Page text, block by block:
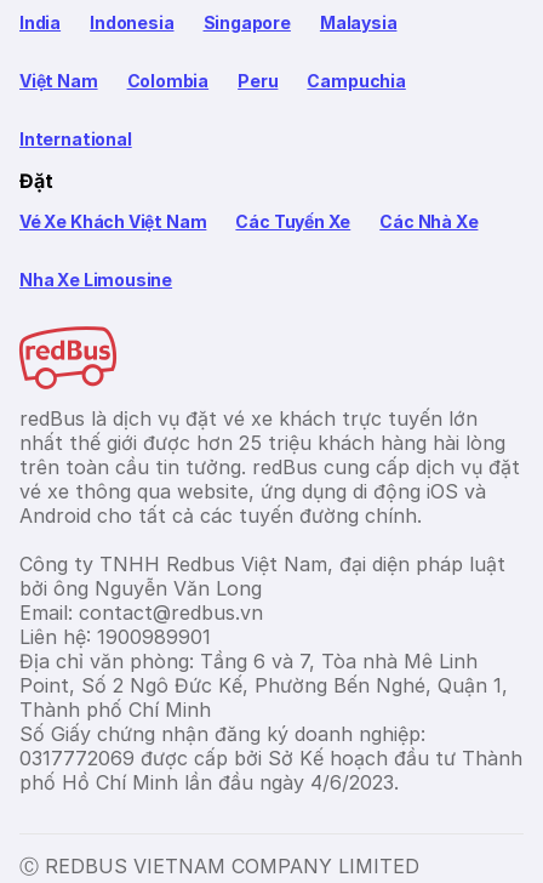
India Indonesia Singapore Malaysia
Việt Nam Colombia Peru Campuchia
International
Đặt
Vé Xe Khách Việt Nam Các Tuyến Xe Các Nhà Xe
Nha Xe Limousine
redBus là dịch vụ đặt vé xe khách trực tuyến lớn
nhất thế giới được hơn 25 triệu khách hàng hài lòng
trên toàn cầu tin tưởng. redBus cung cấp dịch vụ đặt
vé xe thông qua website, ứng dụng di động iOS và
Android cho tất cả các tuyến đường chính.
Công ty TNHH Redbus Việt Nam, đại diện pháp luật
bởi ông Nguyễn Văn Long
Email: contact@redbus.vn
Liên hệ: 1900989901
Địa chỉ văn phòng: Tầng 6 và 7, Tòa nhà Mê Linh
Point, Số 2 Ngô Đức Kế, Phường Bến Nghé, Quận 1,
Thành phố Chí Minh
Số Giấy chứng nhận đăng ký doanh nghiệp:
0317772069 được cấp bởi Sở Kế hoạch đầu tư Thành
phố Hồ Chí Minh lần đầu ngày 4/6/2023.
Ⓒ REDBUS VIETNAM COMPANY LIMITED